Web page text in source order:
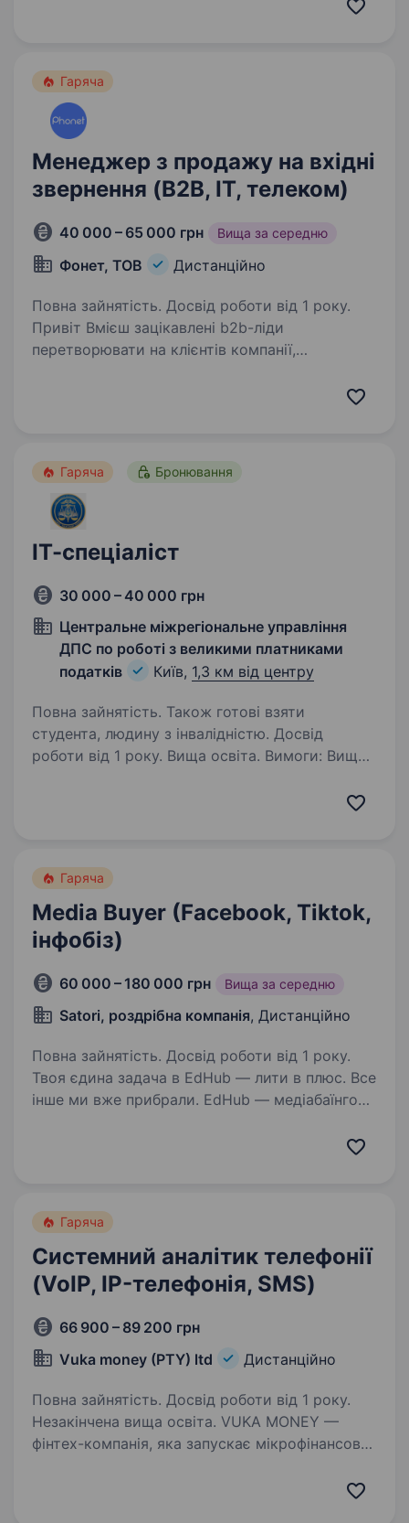
та багатьох…
Гаряча
Менеджер з продажу на вхідні
звернення (B2B, IT, телеком)
40 000 – 65 000 грн Вища за середню
Фонет, ТОВ Дистанційно
Повна зайнятість. Досвід роботи від 1 року.
Привіт Вмієш зацікавлені b2b-ліди
перетворювати на клієнтів компанії,
в Phonet — телефонії для збільшення продажів.
Гаряча Бронювання
ІТ-спеціаліст
30 000 – 40 000 грн
Центральне міжрегіональне управління
ДПС по роботі з великими платниками
податків
Київ, 1,3 км від центру
Повна зайнятість. Також готові взяти
студента, людину з інвалідністю. Досвід
роботи від 1 року. Вища освіта. Вимоги: Вища
технологій, комп’ютерних наук або суміжних
володіння SQL (написання запитів…
Гаряча
Media Buyer (Facebook, Tiktok,
інфобіз)
60 000 – 180 000 грн Вища за середню
Satori, роздрібна компанія, Дистанційно
Повна зайнятість. Досвід роботи від 1 року.
Твоя єдина задача в EdHub — лити в плюс. Все
інше ми вже прибрали. EdHub — медіабаїнгова
Гаряча
Системний аналітик телефонії
(VoIP, IP-телефонія, SMS)
66 900 – 89 200 грн
Vuka money (PTY) ltd
Дистанційно
Повна зайнятість. Досвід роботи від 1 року.
Незакінчена вища освіта. VUKA MONEY —
фінтех-компанія, яка запускає мікрофінансову